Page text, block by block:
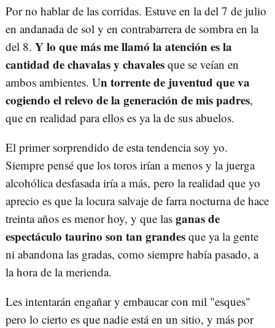
Por no hablar de las corridas. Estuve en la del 7 de julio
en andanada de sol y en contrabarrera de sombra en la
del 8. Y lo que más me llamó la atención es la
cantidad de chavalas y chavales que se veían en
ambos ambientes. Un torrente de juventud que va
cogiendo el relevo de la generación de mis padres,
que en realidad para ellos es ya la de sus abuelos.
El primer sorprendido de esta tendencia soy yo.
Siempre pensé que los toros irían a menos y la juerga
alcohólica desfasada iría a más, pero la realidad que yo
aprecio es que la locura salvaje de farra nocturna de hace
treinta años es menor hoy, y que las ganas de
espectáculo taurino son tan grandes que ya la gente
ni abandona las gradas, como siempre había pasado, a
la hora de la merienda.
Les intentarán engañar y embaucar con mil "esques"
pero lo cierto es que nadie está en un sitio, y más por